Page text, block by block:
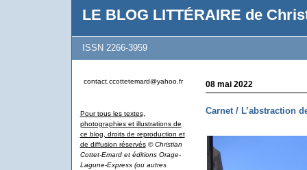
LE BLOG LITTÉRAIRE de
ISSN 2266-3959
contact.ccottetemard@yahoo.fr
Pour tous les textes,
photographies et illustrations de
ce blog, droits de reproduction et
de diffusion réservés © Christian
Cottet-Emard et éditions Orage-
Lagune-Express (ou autres
08 mai 2022
Carnet / L’abstraction